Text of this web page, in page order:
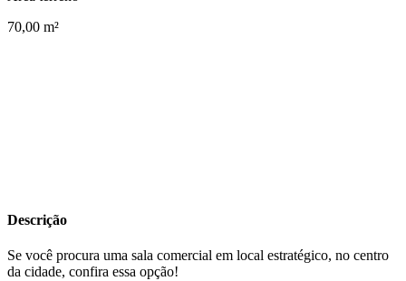
70,00 m²
Descrição
Se você procura uma sala comercial em local estratégico, no centro
da cidade, confira essa opção!